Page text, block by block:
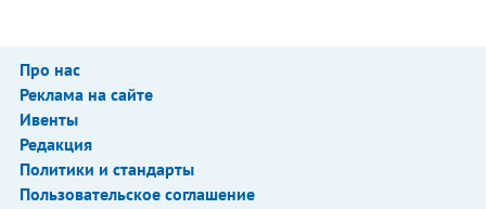
Про нас
Реклама на сайте
Ивенты
Редакция
Политики и стандарты
Пользовательское соглашение